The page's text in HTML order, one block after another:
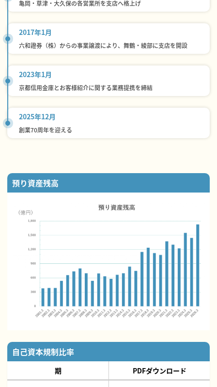
亀岡・草津・大久保の各営業所を支店へ格上げ
2017年1月
六和證券（株）からの事業譲渡により、舞鶴・綾部に支店を開設
2023年1月
京都信用金庫とお客様紹介に関する業務提携を締結
2025年12月
創業70周年を迎える
預り資産残高
自己資本規制比率
期 PDFダウンロード